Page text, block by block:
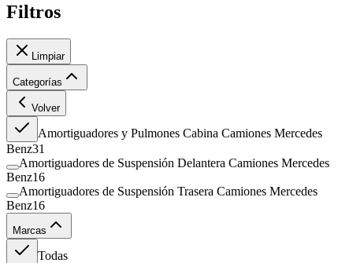
Filtros
Limpiar
Categorías
Volver
Amortiguadores y Pulmones Cabina Camiones Mercedes
Benz31
Amortiguadores de Suspensión Delantera Camiones Mercedes
Benz16
Amortiguadores de Suspensión Trasera Camiones Mercedes
Benz16
Marcas
Todas